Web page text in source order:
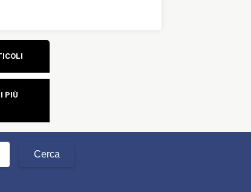
PIÙ